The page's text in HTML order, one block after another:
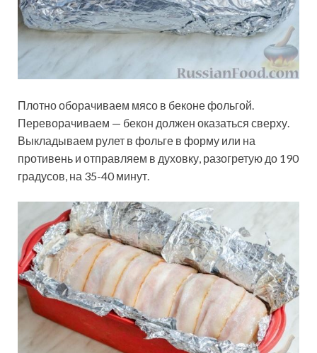
Плотно оборачиваем мясо в беконе фольгой.
Переворачиваем — бекон должен оказаться сверху.
Выкладываем рулет в фольге в форму или на
противень и отправляем в духовку, разогретую до 190
градусов, на 35-40 минут.